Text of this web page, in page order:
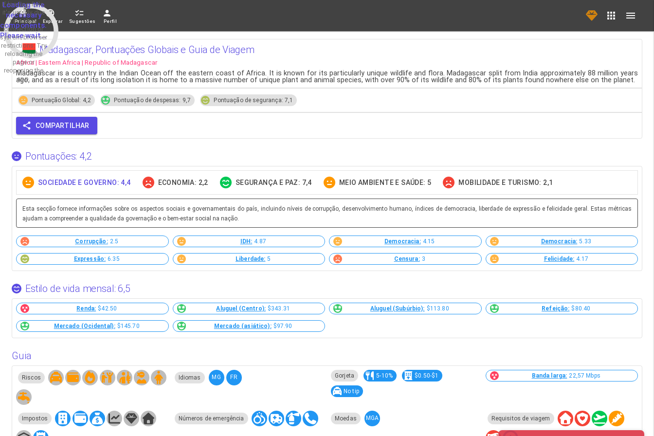
Loading the
necessary
components.
Please wait...
If loading fails,
it's usually due
to a slow
connection or
system/browser
restrictions. Try
reloading the
page or
reopening the
app.
Principal Explorar Sugestões Perfil
Madagascar, Pontuações Globais e Guia de Viagem
Africa | Eastern Africa | Republic of Madagascar
Madagascar is a country in the Indian Ocean off the eastern coast of Africa. It is known for its particularly unique wildlife and flora. Madagascar split from India approximately 88 million years
ago, and as a result of its long isolation it is home to a massive number of unique plant and animal species, with over 90% of its wildlife and 80% of its plants found nowhere else on the planet.
Pontuação Global: 4,2 Pontuação de despesas: 9,7 Pontuação de segurança: 7,1
COMPARTILHAR
Pontuações: 4,2
SOCIEDADE E GOVERNO: 4,4 ECONOMIA: 2,2 SEGURANÇA E PAZ: 7,4 MEIO AMBIENTE E SAÚDE: 5 MOBILIDADE E TURISMO: 2,1
Esta secção fornece informações sobre os aspectos sociais e governamentais do país, incluindo níveis de corrupção, desenvolvimento humano, índices de democracia, liberdade de expressão e felicidade geral. Estas métricas
ajudam a compreender a qualidade da governação e o bem-estar social na nação.
Corrupção: 2.5 IDH: 4.87 Democracia: 4.15 Democracia: 5.33
Expressão: 6.35 Liberdade: 5 Censura: 3 Felicidade: 4.17
Estilo de vida mensal: 6,5
Renda: $42.50 Aluguel (Centro): $343.31 Aluguel (Subúrbio): $113.80 Refeição: $80.40
Mercado (Ocidental): $145.70 Mercado (asiático): $97.90
Guia
Riscos Idiomas MG FR Gorjeta 5-10% $0.50-$1
No tip
Banda larga: 22,57 Mbps
Impostos Números de emergência Moedas MGA Requisitos de viagem